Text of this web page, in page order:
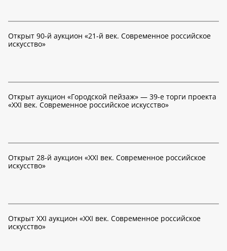
Открыт 90-й аукцион «21-й век. Современное российское
искусство»
Открыт аукцион «Городской пейзаж» — 39-е торги проекта
«XXI век. Современное российское искусство»
Открыт 28-й аукцион «XXI век. Современное российское
искусство»
Открыт XXI аукцион «XXI век. Современное российское
искусство»